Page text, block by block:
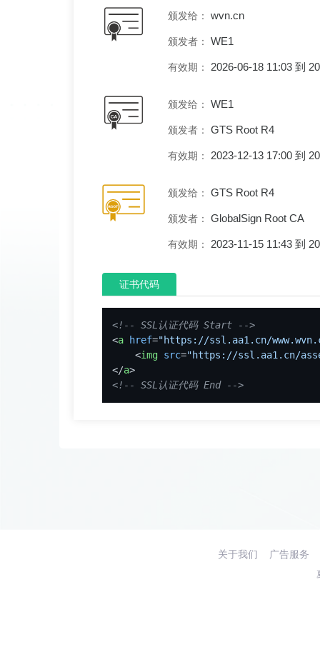
颁发给： wvn.cn
颁发者： WE1
有效期： 2026-06-18 11:03 到
颁发给： WE1
颁发者： GTS Root R4
有效期： 2023-12-13 17:00 到
颁发给： GTS Root R4
颁发者： GlobalSign Root CA
有效期： 2023-11-15 11:43 到
证书代码
<!-- SSL认证代码 Start -->
<a href="https://ssl.aa1.cn/
<img src="https://ssl.aa1.cn/
</a>
<!-- SSL认证代码 End -->
关于我们 广告服务